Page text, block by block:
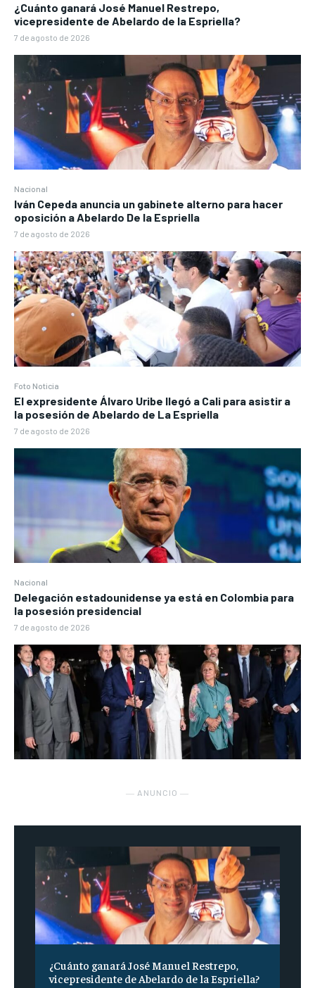
¿Cuánto ganará José Manuel Restrepo,
vicepresidente de Abelardo de la Espriella?
7 de agosto de 2026
Nacional
Iván Cepeda anuncia un gabinete alterno para hacer
oposición a Abelardo De la Espriella
7 de agosto de 2026
Foto Noticia
El expresidente Álvaro Uribe llegó a Cali para asistir a
la posesión de Abelardo de La Espriella
7 de agosto de 2026
Nacional
Delegación estadounidense ya está en Colombia para
la posesión presidencial
7 de agosto de 2026
― ANUNCIO ―
¿Cuánto ganará José Manuel Restrepo,
vicepresidente de Abelardo de la Espriella?